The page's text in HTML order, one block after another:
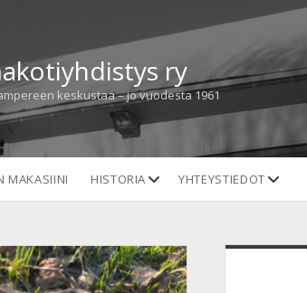
ry
keskustaa – jo vuodesta 1961
MAKASIINI HISTORIA openYHTEYSTIEDOT open